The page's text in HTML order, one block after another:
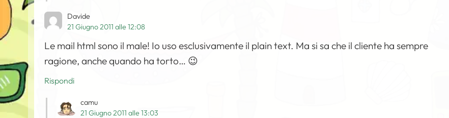
Davide
21 Giugno 2011 alle 12:08
Le mail html sono il male! Io uso esclusivamente il plain text. Ma si sa che il cliente ha sempre
ragione, anche quando ha torto… 😉
Rispondi
camu
21 Giugno 2011 alle 13:03